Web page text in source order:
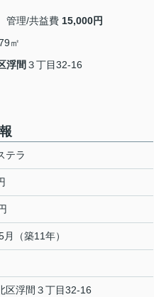
管理/共益費 15,000円
㎡
浮間 ３丁目32-16
テラ
（築11年）
区浮間 ３丁目32-16